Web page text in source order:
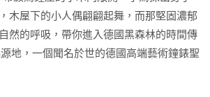
木屋下的小人偶翩翩起舞，而那堅固濃郁
然的呼吸，帶你進入德國黑森林的時間傳
地，一個聞名於世的德國高端藝術鐘錶聖